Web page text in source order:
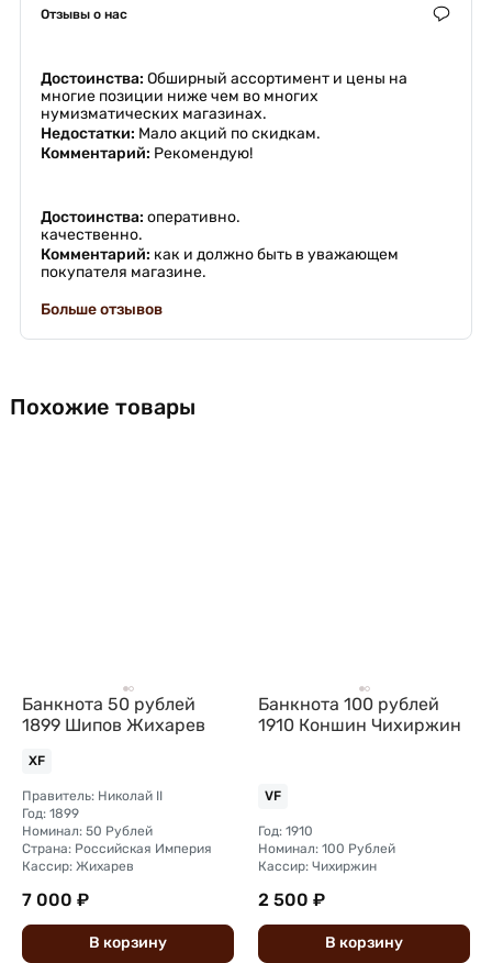
Отзывы о нас
Достоинства: Обширный ассортимент и цены на
многие позиции ниже чем во многих
нумизматических магазинах.
Недостатки: Мало акций по скидкам.
Комментарий: Рекомендую!
Достоинства: оперативно.
качественно.
Комментарий: как и должно быть в уважающем
покупателя магазине.
Больше отзывов
Похожие товары
Банкнота 50 рублей
1899 Шипов Жихарев
XF
Правитель: Николай II
Год: 1899
Номинал: 50 Рублей
Страна: Российская Империя
Кассир: Жихарев
7 000 ₽
В корзину
Банкнота 100 рублей
1910 Коншин Чихиржин
VF
Год: 1910
Номинал: 100 Рублей
Кассир: Чихиржин
2 500 ₽
В корзину